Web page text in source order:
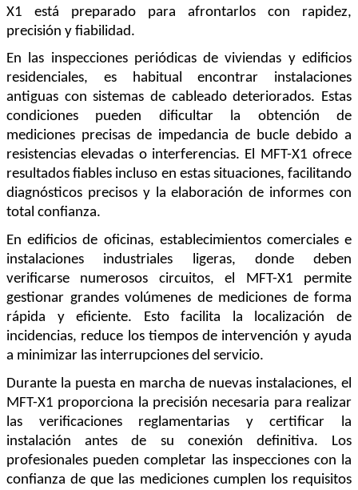
X1 está preparado para afrontarlos con rapidez,
precisión y fiabilidad.
En las inspecciones periódicas de viviendas y edificios
residenciales, es habitual encontrar instalaciones
antiguas con sistemas de cableado deteriorados. Estas
condiciones pueden dificultar la obtención de
mediciones precisas de impedancia de bucle debido a
resistencias elevadas o interferencias. El MFT-X1 ofrece
resultados fiables incluso en estas situaciones, facilitando
diagnósticos precisos y la elaboración de informes con
total confianza.
En edificios de oficinas, establecimientos comerciales e
instalaciones industriales ligeras, donde deben
verificarse numerosos circuitos, el MFT-X1 permite
gestionar grandes volúmenes de mediciones de forma
rápida y eficiente. Esto facilita la localización de
incidencias, reduce los tiempos de intervención y ayuda
a minimizar las interrupciones del servicio.
Durante la puesta en marcha de nuevas instalaciones, el
MFT-X1 proporciona la precisión necesaria para realizar
las verificaciones reglamentarias y certificar la
instalación antes de su conexión definitiva. Los
profesionales pueden completar las inspecciones con la
confianza de que las mediciones cumplen los requisitos